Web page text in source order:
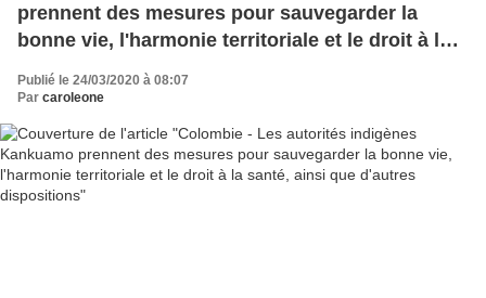
prennent des mesures pour sauvegarder la
bonne vie, l'harmonie territoriale et le droit à la
Publié le 24/03/2020 à 08:07
Par caroleone